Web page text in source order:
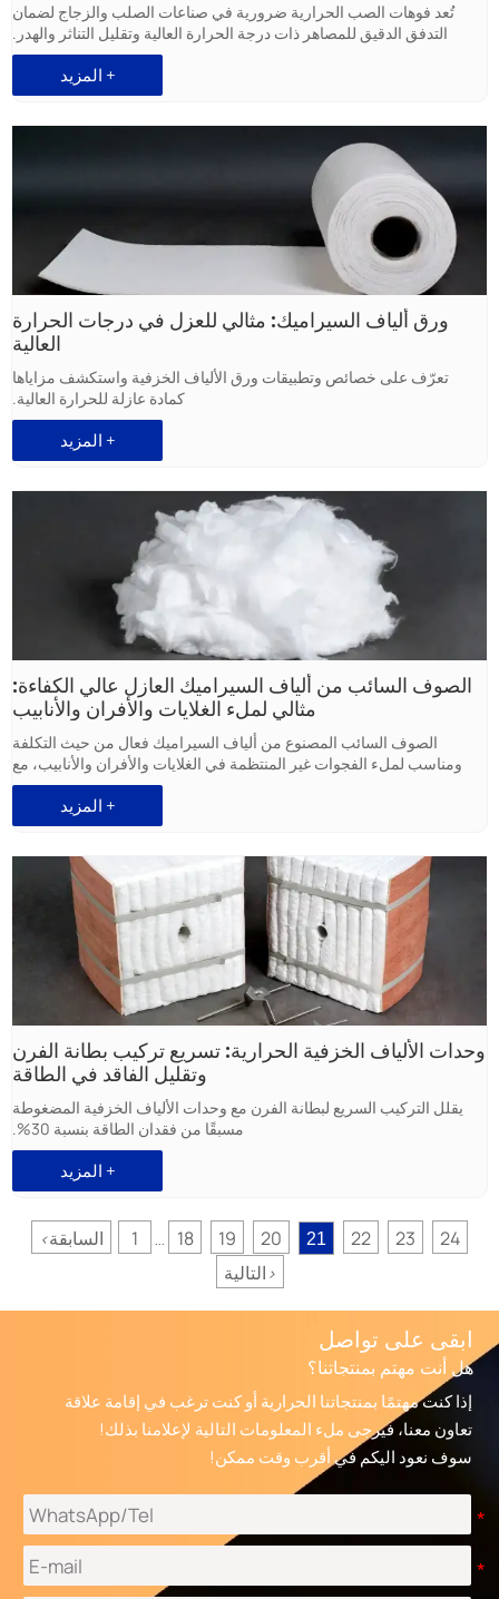
تُعد فوهات الصب الحرارية ضرورية في صناعات الصلب والزجاج لضمان
التدفق الدقيق للمصاهر ذات درجة الحرارة العالية وتقليل التناثر والهدر.
المزيد +
ورق ألياف السيراميك: مثالي للعزل في درجات الحرارة
العالية
تعرّف على خصائص وتطبيقات ورق الألياف الخزفية واستكشف مزاياها
كمادة عازلة للحرارة العالية.
المزيد +
الصوف السائب من ألياف السيراميك العازل عالي الكفاءة:
مثالي لملء الغلايات والأفران والأنابيب
الصوف السائب المصنوع من ألياف السيراميك فعال من حيث التكلفة
ومناسب لملء الفجوات غير المنتظمة في الغلايات والأفران والأنابيب، مع
توصيل حراري منخفض وسهولة التعامل معه.
المزيد +
وحدات الألياف الخزفية الحرارية: تسريع تركيب بطانة الفرن
وتقليل الفاقد في الطاقة
يقلل التركيب السريع لبطانة الفرن مع وحدات الألياف الخزفية المضغوطة
مسبقًا من فقدان الطاقة بنسبة 30%.
المزيد +
<السابقة 1 18 19 20 21 22 23
24
التالية >
ابقى على تواصل
هل أنت مهتم بمنتجاتنا؟
إذا كنت مهتمًا بمنتجاتنا الحرارية أو كنت ترغب في إقامة علاقة
تعاون معنا، فيرجى ملء المعلومات التالية لإعلامنا بذلك!
سوف نعود اليكم في أقرب وقت ممكن!